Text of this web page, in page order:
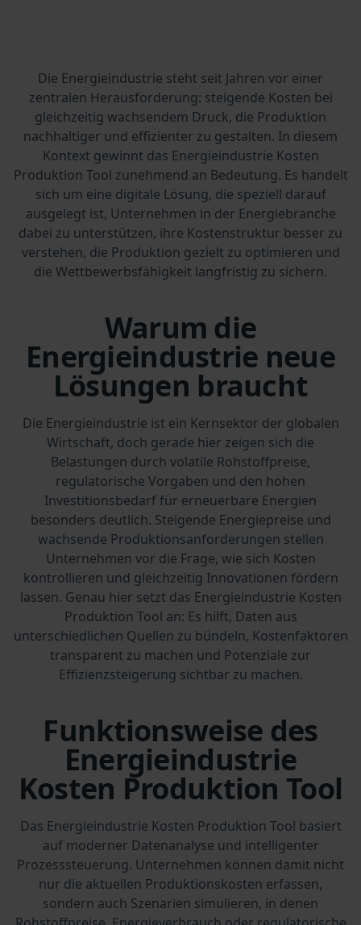
Die Energieindustrie steht seit Jahren vor einer
zentralen Herausforderung: steigende Kosten bei
gleichzeitig wachsendem Druck, die Produktion
nachhaltiger und effizienter zu gestalten. In diesem
Kontext gewinnt das Energieindustrie Kosten
Produktion Tool zunehmend an Bedeutung. Es handelt
sich um eine digitale Lösung, die speziell darauf
ausgelegt ist, Unternehmen in der Energiebranche
dabei zu unterstützen, ihre Kostenstruktur besser zu
verstehen, die Produktion gezielt zu optimieren und
die Wettbewerbsfähigkeit langfristig zu sichern.
Warum die
Energieindustrie neue
Lösungen braucht
Die Energieindustrie ist ein Kernsektor der globalen
Wirtschaft, doch gerade hier zeigen sich die
Belastungen durch volatile Rohstoffpreise,
regulatorische Vorgaben und den hohen
Investitionsbedarf für erneuerbare Energien
besonders deutlich. Steigende Energiepreise und
wachsende Produktionsanforderungen stellen
Unternehmen vor die Frage, wie sich Kosten
kontrollieren und gleichzeitig Innovationen fördern
lassen. Genau hier setzt das Energieindustrie Kosten
Produktion Tool an: Es hilft, Daten aus
unterschiedlichen Quellen zu bündeln, Kostenfaktoren
transparent zu machen und Potenziale zur
Effizienzsteigerung sichtbar zu machen.
Funktionsweise des
Energieindustrie
Kosten Produktion Tool
Das Energieindustrie Kosten Produktion Tool basiert
auf moderner Datenanalyse und intelligenter
Prozesssteuerung. Unternehmen können damit nicht
nur die aktuellen Produktionskosten erfassen,
sondern auch Szenarien simulieren, in denen